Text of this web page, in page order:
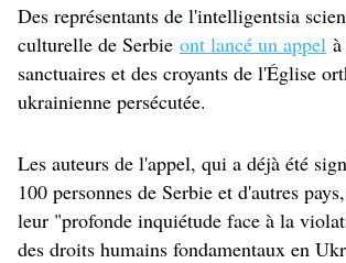
Des représentants de l'intelligentsia
culturelle de Serbie ont lancé un appel
sanctuaires et des croyants de l'Église
ukrainienne persécutée.
Les auteurs de l'appel, qui a déjà été
100 personnes de Serbie et d'autres
leur "profonde inquiétude face à la
des droits humains fondamentaux en